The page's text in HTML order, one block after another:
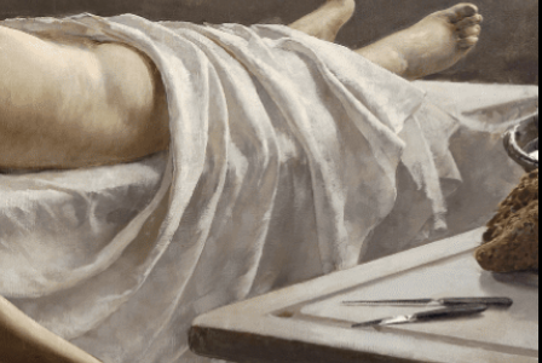
que una
en una
y
tiene un
el mundo
dentro de la
en el
sin tener